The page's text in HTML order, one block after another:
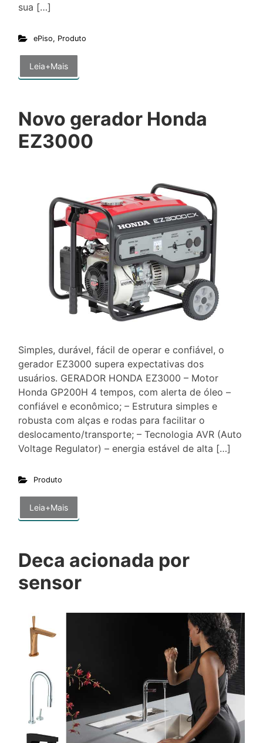
sua […]
ePiso, Produto
Leia+Mais
Novo gerador Honda
EZ3000
Simples, durável, fácil de operar e confiável, o
gerador EZ3000 supera expectativas dos
usuários. GERADOR HONDA EZ3000 – Motor
Honda GP200H 4 tempos, com alerta de óleo –
confiável e econômico; – Estrutura simples e
robusta com alças e rodas para facilitar o
deslocamento/transporte; – Tecnologia AVR (Auto
Voltage Regulator) – energia estável de alta […]
Produto
Leia+Mais
Deca acionada por
sensor